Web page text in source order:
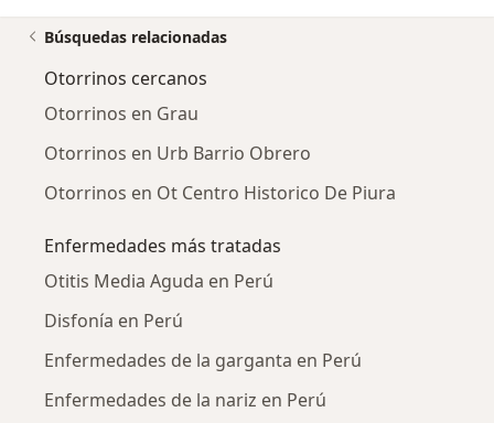
Búsquedas relacionadas
Otorrinos cercanos
Otorrinos en Grau
Otorrinos en Urb Barrio Obrero
Otorrinos en Ot Centro Historico De Piura
Enfermedades más tratadas
Otitis Media Aguda en Perú
Disfonía en Perú
Enfermedades de la garganta en Perú
Enfermedades de la nariz en Perú